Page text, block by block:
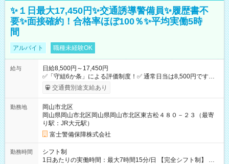
✨１日最大17,450円✨交通誘導警備員✨履歴書不
要✨面接確約！合格率ほぼ100％✨平均実働5時
間
アルバイト 職種未経験OK
給与
日給8,500円～17,450円
✅「守組6か条」による評価制度！✅ 通常日当は8,500円ですが
上記評価制度により「S級隊員」と認定されれば10,000円の日当
を支給します。 (1)上記勤務者が交通2級資格者の場合10,000円
14,375円 (3)上記現場が日祝深夜の場合 17,250円 (4)上記勤務
者が現場までの運転者の場合17,250+200円＝17,450円 -----------
------------------------------- *最高日当額 17,450円* （実働時間5
時間の場合、時給3,490円） ------------------------------------------ よ
り上位の資格取得やリーダー手当を取得すると ”さらに”加算さ
れます！ ※日当支給時振込手数料等は一切ありません。 【試用
期間】試用期間なし
交通費別途支給あり
勤務地
岡山市北区
岡山県岡山市北区岡山県岡山市北区東古松４８０－２３（最寄
り駅：JR大元駅）
富士警備保障株式会社
勤務時間
シフト制
1日あたりの実働時間：最大7時間15分/日 【完全シフト制】 例